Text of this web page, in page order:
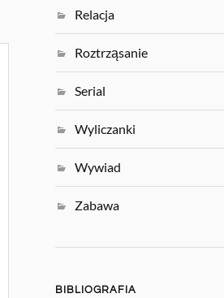
Relacja
Roztrząsanie
Serial
Wyliczanki
Wywiad
Zabawa
BIBLIOGRAFIA